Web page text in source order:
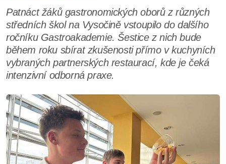
Patnáct žáků gastronomických oborů z různých
středních škol na Vysočině vstoupilo do dalšího
ročníku Gastroakademie. Šestice z nich bude
během roku sbírat zkušenosti přímo v kuchyních
vybraných partnerských restaurací, kde je čeká
intenzivní odborná praxe.